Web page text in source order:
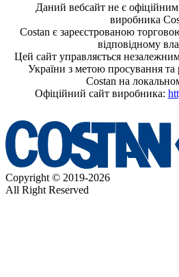
Даний вебсайт не є
виробника
Costan є зареєстрованою
відповідному
Цей сайт управляється
України з метою просування та
Costan на
Офіційний сайт виробника:
Copyright © 2019-2026
All Right Reserved